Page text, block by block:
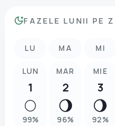
FAZELE LUNII PE
LU MA MI
LUN
1
🌕
99%
MAR
2
🌖
96%
MIE
3
🌖
92%